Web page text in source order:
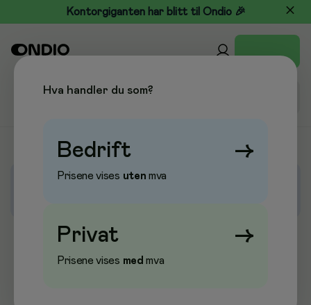
Kontorgiganten har blitt til Ondio 🎉
Kaffe, te og drikke
Hva handler du som?
Bedrift →
Prisene vises uten mva
Privat →
Prisene vises med mva